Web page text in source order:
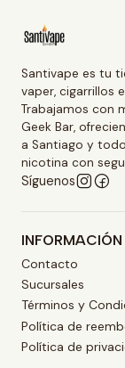
Santivape es tu
vaper, cigarrillos
Trabajamos con
Geek Bar,
a Santiago y
nicotina con
Síguenos
INFORMACIÓN
Contacto
Sucursales
Términos y
Política de
Política de